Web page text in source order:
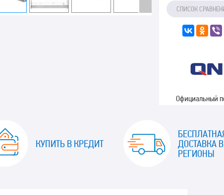
СПИСОК
Официальный
КУПИТЬ В КРЕДИТ
ДОСТАВКА В
РЕГИОНЫ